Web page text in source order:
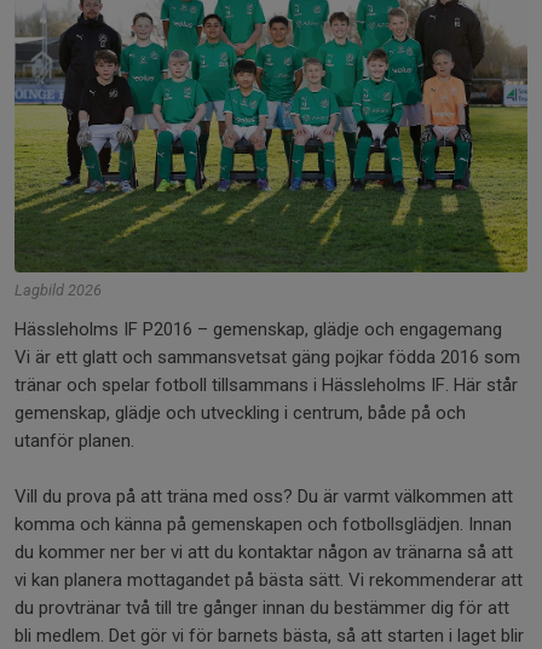
Lagbild 2026
Hässleholms IF P2016 – gemenskap, glädje och engagemang
Vi är ett glatt och sammansvetsat gäng pojkar födda 2016 som
tränar och spelar fotboll tillsammans i Hässleholms IF. Här står
gemenskap, glädje och utveckling i centrum, både på och
utanför planen.
Vill du prova på att träna med oss? Du är varmt välkommen att
komma och känna på gemenskapen och fotbollsglädjen. Innan
du kommer ner ber vi att du kontaktar någon av tränarna så att
vi kan planera mottagandet på bästa sätt. Vi rekommenderar att
du provtränar två till tre gånger innan du bestämmer dig för att
bli medlem. Det gör vi för barnets bästa, så att starten i laget blir